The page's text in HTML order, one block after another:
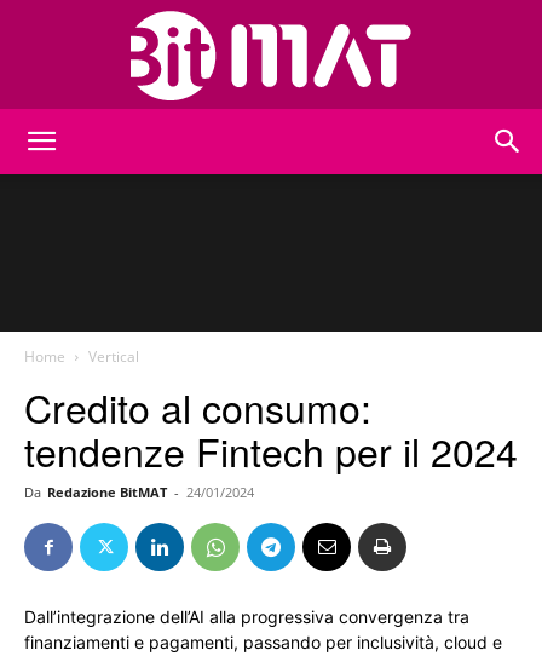
Home Vertical
Credito al consumo:
tendenze Fintech per il 2024
Da Redazione BitMAT - 24/01/2024
Dall’integrazione dell’AI alla progressiva convergenza tra
finanziamenti e pagamenti, passando per inclusività, cloud e